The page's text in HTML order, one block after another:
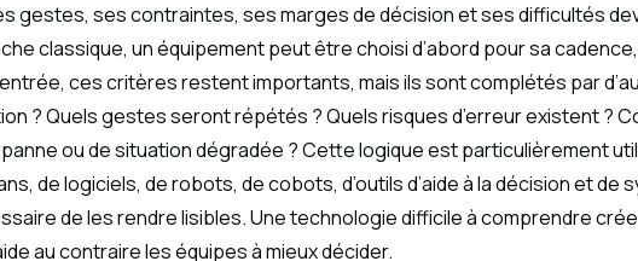
gestes, ses contraintes, ses marges de décision et ses difficultés
classique, un équipement peut être choisi d’abord pour sa
ces critères restent importants, mais ils sont complétés par
? Quels gestes seront répétés ? Quels risques d’erreur existent ?
ou de situation dégradée ? Cette logique est particulièrement
de logiciels, de robots, de cobots, d’outils d’aide à la décision et
de les rendre lisibles. Une technologie difficile à comprendre
au contraire les équipes à mieux décider.